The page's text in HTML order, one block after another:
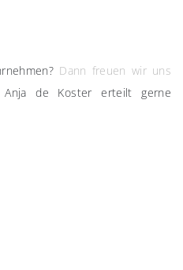
Dann freuen wir uns
de Koster erteilt gerne